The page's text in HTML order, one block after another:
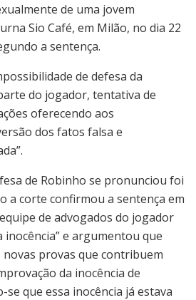
de uma jovem
Sio Café, em Milão, no dia 22
a sentença.
de defesa da
do jogador, tentativa de
oferecendo aos
dos fatos falsa e
de Robinho se pronunciou foi
a corte confirmou a sentença em
de advogados do jogador
inocência” e argumentou que
provas que contribuem
da inocência de
que essa inocência já estava